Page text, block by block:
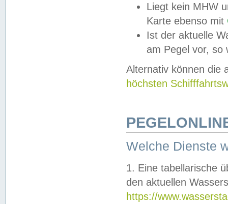
Liegt kein MHW
Karte ebenso mit
Ist der aktuelle
am Pegel vor,
Alternativ können die
höchsten
Welche Dienste
1. Eine tabellarische
den aktuellen
https://